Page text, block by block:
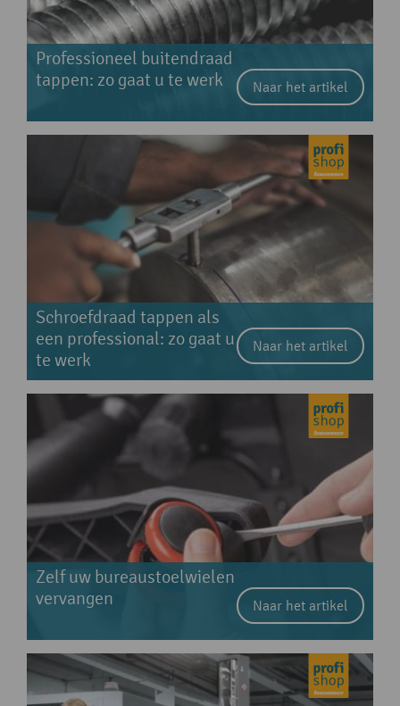
Professioneel buitendraad
tappen: zo gaat u te werk
Naar het artikel
Schroefdraad tappen als
een professional: zo gaat u
te werk
Naar het artikel
Zelf uw bureaustoelwielen
vervangen
Naar het artikel